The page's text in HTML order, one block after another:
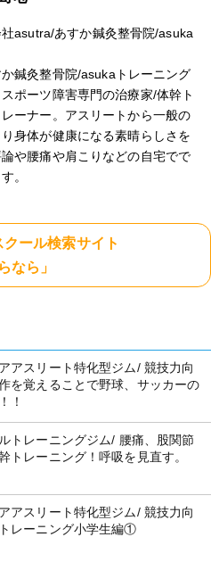
asutra/あすか鍼灸整骨院/asuka
鍼灸整骨院/asukaトレーニング
ポーツ障害専門の治療家/体幹ト
ーナー。アスリートから一般の
身体が健康になる素晴らしさを
や腰痛や肩こりなどの自宅でで
。
ール検索サイト
なら」
スリート特化型ジム/ 競技力向
を覚えることで野球、サッカーの
！
トレーニングジム/ 腰痛、股関節
トレーニング！呼吸を見直す。
スリート特化型ジム/ 競技力向
レーニング小学生編①